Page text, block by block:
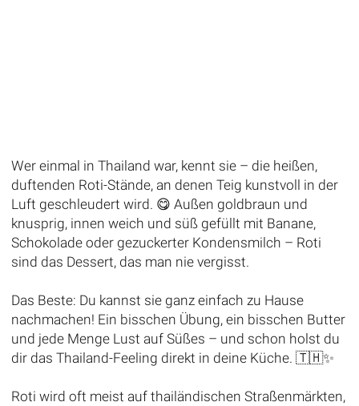
Wer einmal in Thailand war, kennt sie – die heißen,
duftenden Roti-Stände, an denen Teig kunstvoll in der
Luft geschleudert wird. 😋 Außen goldbraun und
knusprig, innen weich und süß gefüllt mit Banane,
Schokolade oder gezuckerter Kondensmilch – Roti
sind das Dessert, das man nie vergisst.
Das Beste: Du kannst sie ganz einfach zu Hause
nachmachen! Ein bisschen Übung, ein bisschen Butter
und jede Menge Lust auf Süßes – und schon holst du
dir das Thailand-Feeling direkt in deine Küche. 🇹🇭✨
Roti wird oft meist auf thailändischen Straßenmärkten,